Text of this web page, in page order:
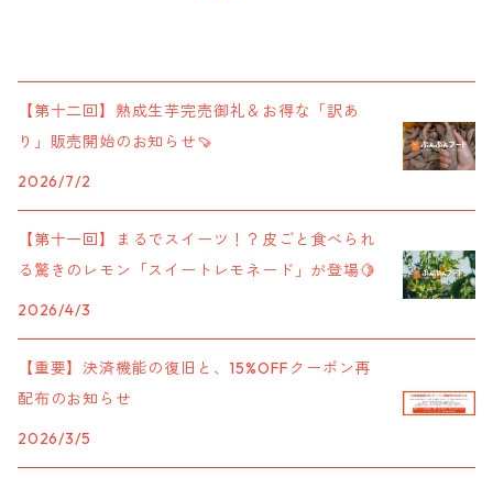
【第十二回】熟成生芋完売御礼＆お得な「訳あ
り」販売開始のお知らせ🍠
2026/7/2
【第十一回】まるでスイーツ！？皮ごと食べられ
る驚きのレモン「スイートレモネード」が登場🍋
2026/4/3
【重要】決済機能の復旧と、15%OFFクーポン再
配布のお知らせ
2026/3/5